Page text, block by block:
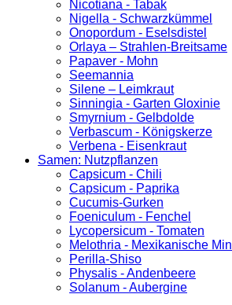
Nicotiana - Tabak
Nigella - Schwarzkümmel
Onopordum - Eselsdistel
Orlaya – Strahlen-Breitsame
Papaver - Mohn
Seemannia
Silene – Leimkraut
Sinningia - Garten Gloxinie
Smyrnium - Gelbdolde
Verbascum - Königskerze
Verbena - Eisenkraut
Samen: Nutzpflanzen
Capsicum - Chili
Capsicum - Paprika
Cucumis-Gurken
Foeniculum - Fenchel
Lycopersicum - Tomaten
Melothria - Mexikanische
Perilla-Shiso
Physalis - Andenbeere
Solanum - Aubergine